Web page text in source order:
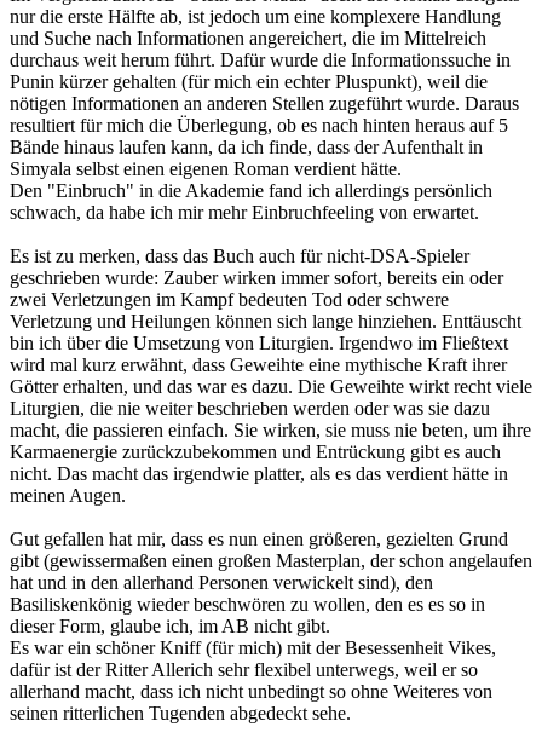
nur die erste Hälfte ab, ist jedoch um eine komplexere Handlung
und Suche nach Informationen angereichert, die im Mittelreich
durchaus weit herum führt. Dafür wurde die Informationssuche in
Punin kürzer gehalten (für mich ein echter Pluspunkt), weil die
nötigen Informationen an anderen Stellen zugeführt wurde. Daraus
resultiert für mich die Überlegung, ob es nach hinten heraus auf 5
Bände hinaus laufen kann, da ich finde, dass der Aufenthalt in
Simyala selbst einen eigenen Roman verdient hätte.
Den "Einbruch" in die Akademie fand ich allerdings persönlich
schwach, da habe ich mir mehr Einbruchfeeling von erwartet.
Es ist zu merken, dass das Buch auch für nicht-DSA-Spieler
geschrieben wurde: Zauber wirken immer sofort, bereits ein oder
zwei Verletzungen im Kampf bedeuten Tod oder schwere
Verletzung und Heilungen können sich lange hinziehen. Enttäuscht
bin ich über die Umsetzung von Liturgien. Irgendwo im Fließtext
wird mal kurz erwähnt, dass Geweihte eine mythische Kraft ihrer
Götter erhalten, und das war es dazu. Die Geweihte wirkt recht viele
Liturgien, die nie weiter beschrieben werden oder was sie dazu
macht, die passieren einfach. Sie wirken, sie muss nie beten, um ihre
Karmaenergie zurückzubekommen und Entrückung gibt es auch
nicht. Das macht das irgendwie platter, als es das verdient hätte in
meinen Augen.
Gut gefallen hat mir, dass es nun einen größeren, gezielten Grund
gibt (gewissermaßen einen großen Masterplan, der schon angelaufen
hat und in den allerhand Personen verwickelt sind), den
Basiliskenkönig wieder beschwören zu wollen, den es es so in
dieser Form, glaube ich, im AB nicht gibt.
Es war ein schöner Kniff (für mich) mit der Besessenheit Vikes,
dafür ist der Ritter Allerich sehr flexibel unterwegs, weil er so
allerhand macht, dass ich nicht unbedingt so ohne Weiteres von
seinen ritterlichen Tugenden abgedeckt sehe.